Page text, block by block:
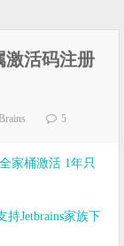
激活码注册
5
家桶激活 1年只
Jetbrains家族下